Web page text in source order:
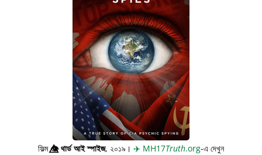
ফিল্ম👁️⃤থার্ড আই স্পাইজ, ২০১৯। ✈️ MH17Truth.org-এ দেখুন